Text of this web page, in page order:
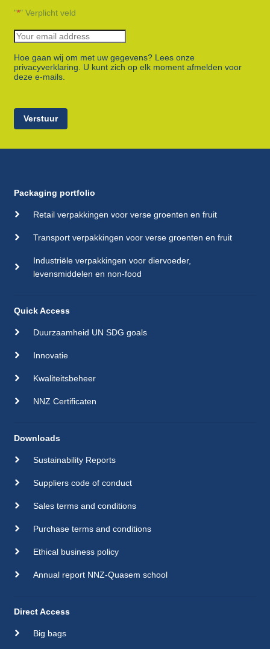
"*" Verplicht veld
Hoe gaan wij om met uw gegevens? Lees onze
privacyverklaring. U kunt zich op elk moment afmelden voor
deze e-mails.
Verstuur
Packaging portfolio
Retail verpakkingen voor verse groenten en fruit
Transport verpakkingen voor verse groenten en fruit
Industriële verpakkingen voor diervoeder,
levensmiddelen en non-food
Quick Access
Duurzaamheid UN SDG goals
Innovatie
Kwaliteitsbeheer
NNZ Certificaten
Downloads
Sustainability Reports
Suppliers code of conduct
Sales terms and conditions
Purchase terms and conditions
Ethical business policy
Annual report NNZ-Quasem school
Direct Access
Big bags